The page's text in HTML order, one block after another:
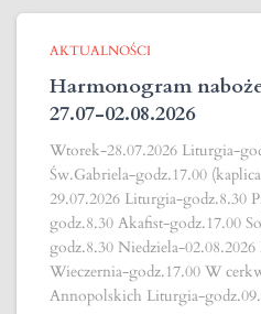
AKTUALNOŚCI
Harmonogram
27.07-02.08.2026
Wtorek-28.07.2026 Liturgia-
Św.Gabriela-godz.17.00
29.07.2026 Liturgia-godz.8.30
godz.8.30 Akafist-godz.17.00
godz.8.30 Niedziela-
Wieczernia-godz.17.00 W
Annopolskich Liturgia-